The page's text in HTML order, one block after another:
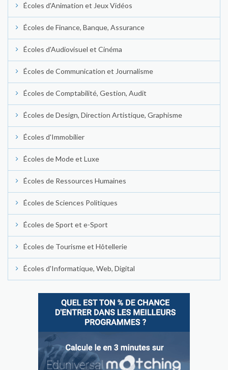
Écoles d'Animation et Jeux Vidéos
Écoles de Finance, Banque, Assurance
Écoles d'Audiovisuel et Cinéma
Écoles de Communication et Journalisme
Écoles de Comptabilité, Gestion, Audit
Écoles de Design, Direction Artistique, Graphisme
Écoles d'Immobilier
Écoles de Mode et Luxe
Écoles de Ressources Humaines
Écoles de Sciences Politiques
Écoles de Sport et e-Sport
Écoles de Tourisme et Hôtellerie
Écoles d'Informatique, Web, Digital